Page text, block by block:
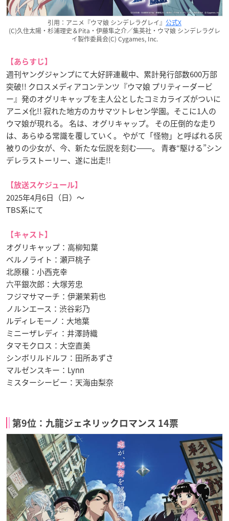
引用：アニメ『ウマ娘 シンデレラグレイ』 公式X
(C)久住太陽・杉浦理史＆Pita・伊藤隼之介／集英社・ウマ娘 シンデレラグレ
イ製作委員会(C) Cygames, Inc.
【あらすじ】
週刊ヤングジャンプにて大好評連載中、累計発行部数600万部
突破!! クロスメディアコンテンツ『ウマ娘 プリティーダービ
ー』発のオグリキャップを主人公としたコミカライズがついに
アニメ化!! 寂れた地方のカサマツトレセン学園。そこに1人の
ウマ娘が現れる。 名は、オグリキャップ。 その圧倒的な走り
は、あらゆる常識を覆していく。 やがて「怪物」と呼ばれる灰
被りの少女が、今、新たな伝説を刻む――。 青春“駆ける”シン
デレラストーリー、遂に出走!!
【放送スケジュール】
2025年4月6日（日）～
TBS系にて
【キャスト】
オグリキャップ：高柳知葉
ベルノライト：瀬戸桃子
北原穣：小西克幸
六平銀次郎：大塚芳忠
フジマサマーチ：伊瀬茉莉也
ノルンエース：渋谷彩乃
ルディレモーノ：大地葉
ミニーザレディ：井澤詩織
タマモクロス：大空直美
シンボリルドルフ：田所あずさ
マルゼンスキー：Lynn
ミスターシービー：天海由梨奈
第9位：九龍ジェネリックロマンス 14票